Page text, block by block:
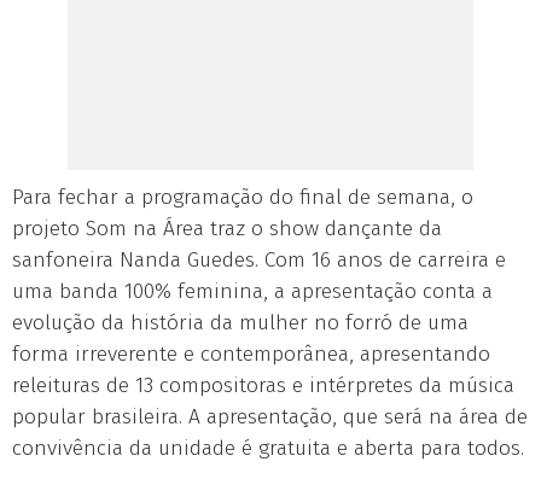
Para fechar a programação do final de semana, o
projeto Som na Área traz o show dançante da
sanfoneira Nanda Guedes. Com 16 anos de carreira e
uma banda 100% feminina, a apresentação conta a
evolução da história da mulher no forró de uma
forma irreverente e contemporânea, apresentando
releituras de 13 compositoras e intérpretes da música
popular brasileira. A apresentação, que será na área de
convivência da unidade é gratuita e aberta para todos.